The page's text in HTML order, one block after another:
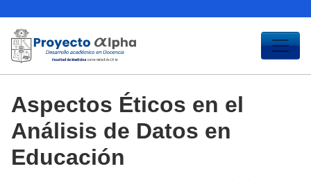
Aspectos Éticos en el
Análisis de Datos en
Educación